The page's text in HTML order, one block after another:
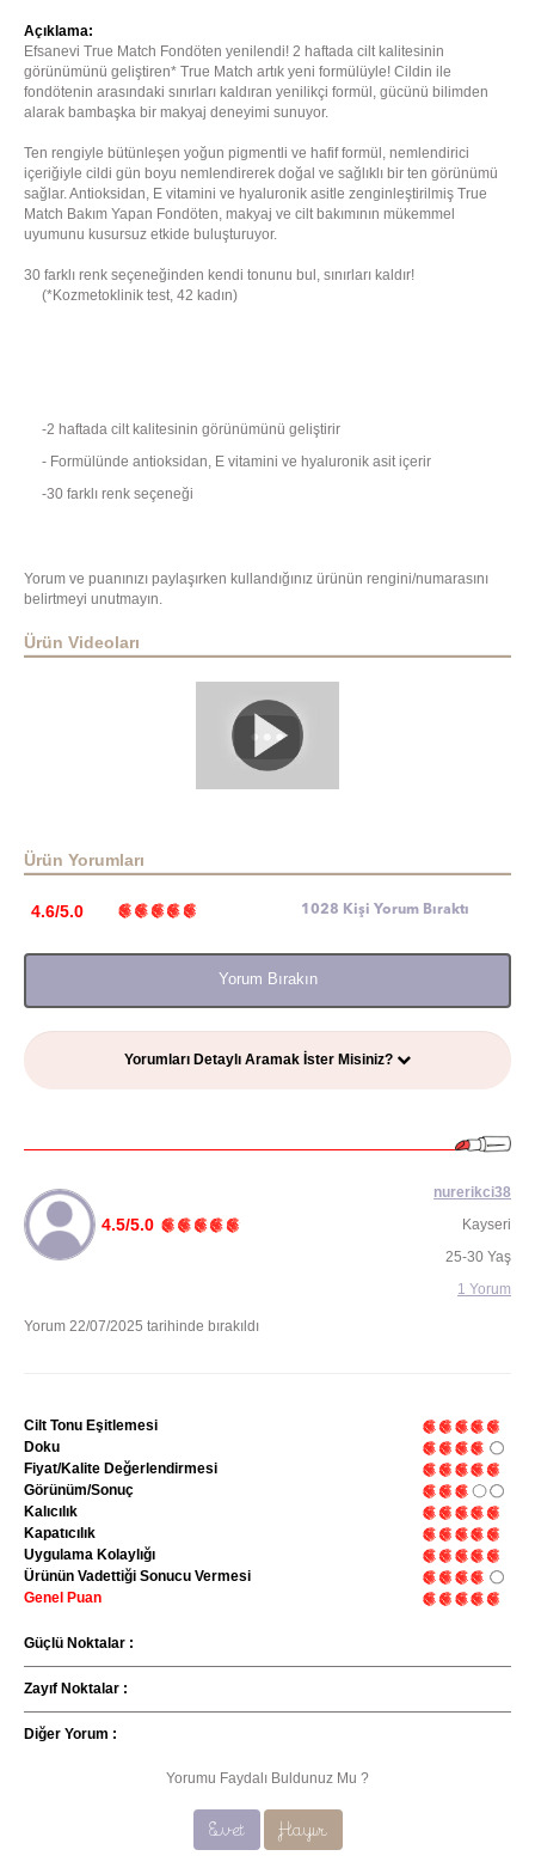
Açıklama:
Efsanevi True Match Fondöten yenilendi! 2 haftada cilt kalitesinin
görünümünü geliştiren* True Match artık yeni formülüyle! Cildin ile
fondötenin arasındaki sınırları kaldıran yenilikçi formül, gücünü bilimden
alarak bambaşka bir makyaj deneyimi sunuyor.
Ten rengiyle bütünleşen yoğun pigmentli ve hafif formül, nemlendirici
içeriğiyle cildi gün boyu nemlendirerek doğal ve sağlıklı bir ten görünümü
sağlar. Antioksidan, E vitamini ve hyaluronik asitle zenginleştirilmiş True
Match Bakım Yapan Fondöten, makyaj ve cilt bakımının mükemmel
uyumunu kusursuz etkide buluşturuyor.
30 farklı renk seçeneğinden kendi tonunu bul, sınırları kaldır!
(*Kozmetoklinik test, 42 kadın)
-2 haftada cilt kalitesinin görünümünü geliştirir
- Formülünde antioksidan, E vitamini ve hyaluronik asit içerir
-30 farklı renk seçeneği
Yorum ve puanınızı paylaşırken kullandığınız ürünün rengini/numarasını
belirtmeyi unutmayın.
Ürün Videoları
Ürün Yorumları
4.6/5.0 1028 Kişi Yorum Bıraktı
Yorum Bırakın
Yorumları Detaylı Aramak İster Misiniz?
4.5/5.0
Yorum 22/07/2025 tarihinde bırakıldı
nurerikci38
Kayseri
25-30 Yaş
1 Yorum
Cilt Tonu Eşitlemesi
Doku
Fiyat/Kalite Değerlendirmesi
Görünüm/Sonuç
Kalıcılık
Kapatıcılık
Uygulama Kolaylığı
Ürünün Vadettiği Sonucu Vermesi
Genel Puan
Güçlü Noktalar :
Zayıf Noktalar :
Diğer Yorum :
Yorumu Faydalı Buldunuz Mu ?
Evet Hayır